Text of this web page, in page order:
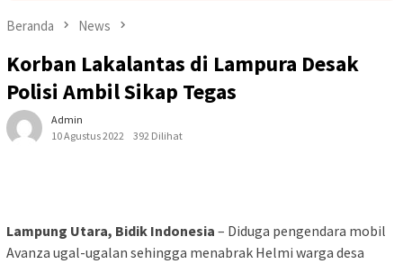
Beranda News
Korban Lakalantas di Lampura Desak
Polisi Ambil Sikap Tegas
Admin
10 Agustus 2022
392 Dilihat
Lampung Utara, Bidik Indonesia – Diduga pengendara mobil
Avanza ugal-ugalan sehingga menabrak Helmi warga desa